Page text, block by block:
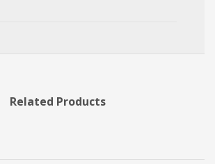
Related Products